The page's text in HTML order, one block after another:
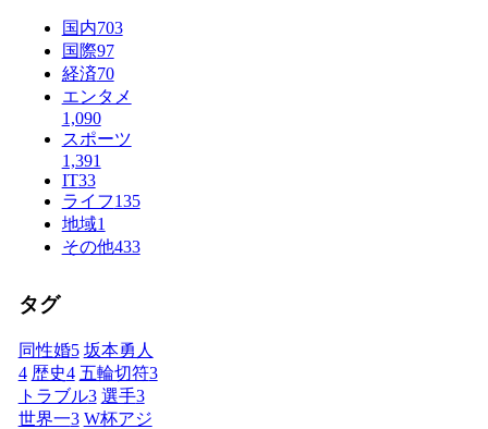
国内703
国際97
経済70
エンタメ
1,090
スポーツ
1,391
IT33
ライフ135
地域1
その他433
タグ
同性婚5 坂本勇人
4 歴史4 五輪切符3
トラブル3 選手3
世界一3 W杯アジ